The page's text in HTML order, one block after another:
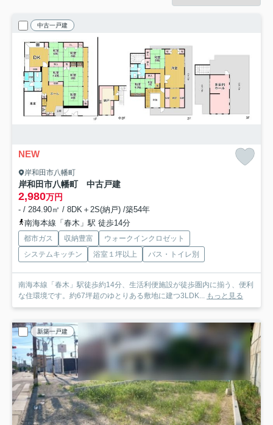
中古一戸建
NEW
岸和田市八幡町
岸和田市八幡町 中古戸建
2,980万円
- / 284.90㎡ / 8DK＋2S(納戸) /築54年
南海本線「春木」駅 徒歩14分
都市ガス 収納豊富
ウォークインクロゼット
システムキッチン
浴室１坪以上 バス・トイレ別
南海本線「春木」駅徒歩約14分、生活利便施設が徒歩圏内に揃う、便利
な住環境です。約67坪超のゆとりある敷地に建つ3LDK...
もっと見る
新築一戸建